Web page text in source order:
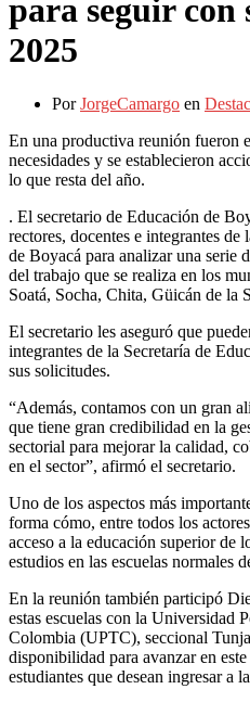
para seguir con
2025
PorJorgeCamargo en
En una productiva reunión fueron
necesidades y se establecieron
lo que resta del año.
. El secretario de Educación de
rectores, docentes e integrantes de
de Boyacá para analizar una serie
del trabajo que se realiza en los
Soatá, Socha, Chita, Güicán de la
El secretario les aseguró que
integrantes de la Secretaría de
sus solicitudes.
“Además, contamos con un gran
que tiene gran credibilidad en la
sectorial para mejorar la calidad,
en el sector”, afirmó el secretario.
Uno de los aspectos más
forma cómo, entre todos los
acceso a la educación superior de
estudios en las escuelas normales
En la reunión también participó
estas escuelas con la Universidad
Colombia (UPTC), seccional
disponibilidad para avanzar en
estudiantes que desean ingresar a